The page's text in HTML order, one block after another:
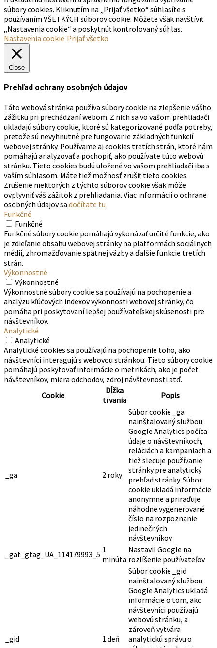
súbory cookies. Kliknutím na „Prijať všetko“ súhlasíte s
používaním VŠETKÝCH súborov cookie. Môžete však navštíviť
„Nastavenia cookie“ a poskytnúť kontrolovaný súhlas.
Nastavenia cookie Prijať všetko
Close
Prehľad ochrany osobných údajov
Táto webová stránka používa súbory cookie na zlepšenie vášho
zážitku pri prechádzaní webom. Z nich sa vo vašom prehliadači
ukladajú súbory cookie, ktoré sú kategorizované podľa potreby,
pretože sú nevyhnutné pre fungovanie základných funkcií
webovej stránky. Používame aj cookies tretích strán, ktoré nám
pomáhajú analyzovať a pochopiť, ako používate túto webovú
stránku. Tieto cookies budú uložené vo vašom prehliadači iba s
vaším súhlasom. Máte tiež možnosť zrušiť tieto cookies.
Zrušenie niektorých z týchto súborov cookie však môže
ovplyvniť váš zážitok z prehliadania. Viac informácií o ochrane
osobných údajov sa dočítate tu
Funkčné
Funkčné
Funkčné súbory cookie pomáhajú vykonávať určité funkcie, ako
je zdieľanie obsahu webovej stránky na platformách sociálnych
médií, zhromažďovanie spätnej väzby a ďalšie funkcie tretích
strán.
Výkonnostné
Výkonnostné
Výkonnostné súbory cookie sa používajú na pochopenie a
analýzu kľúčových indexov výkonnosti webovej stránky, čo
pomáha pri poskytovaní lepšej používateľskej skúsenosti pre
návštevníkov.
Analytické
Analytické
Analytické cookies sa používajú na pochopenie toho, ako
návštevníci interagujú s webovou stránkou. Tieto súbory cookie
pomáhajú poskytovať informácie o metrikách, ako je počet
návštevníkov, miera odchodov, zdroj návštevnosti atď.
Cookie
Dĺžka
trvania
Popis
_ga 2 roky
Súbor cookie _ga
nainštalovaný službou
Google Analytics počíta
údaje o návštevníkoch,
reláciách a kampaniach a
tiež sleduje používanie
stránky pre analytický
prehľad stránky. Súbor
cookie ukladá informácie
anonymne a priraďuje
náhodne vygenerované
číslo na rozpoznanie
jedinečných
návštevníkov.
_gat_gtag_UA_114179993_5 1
minúta
Nastavil Google na
rozlíšenie používateľov.
_gid 1 deň
Súbor cookie _gid
nainštalovaný službou
Google Analytics ukladá
informácie o tom, ako
návštevníci používajú
webovú stránku, a
zároveň vytvára
analytickú správu o